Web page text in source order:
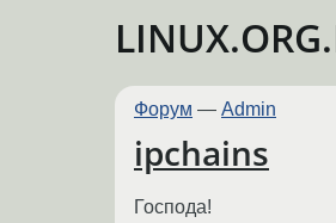
Форум — Admin
ipchains
Господа!